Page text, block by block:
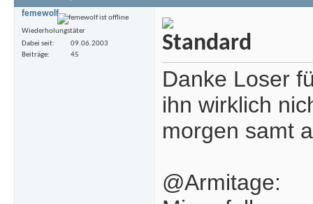
femewolf
Wiederholungstäter
Dabei seit
09.06.2003
Beiträge
45
Danke Loser
ihn wirklich
morgen samt
@Armitage: